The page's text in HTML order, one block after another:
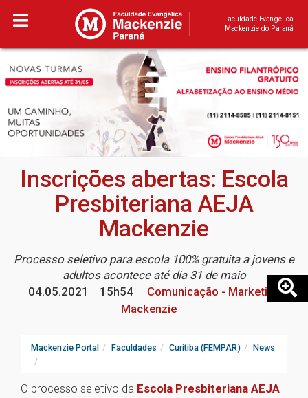
Faculdade Evangélica
Mackenzie do Paraná
Inscrições abertas: Escola
Presbiteriana AEJA
Mackenzie
Processo seletivo para escola 100% gratuita a jovens e
adultos acontece até dia 31 de maio
04.05.2021
15h54
Comunicação - Marketing
Mackenzie
Mackenzie Portal Faculdades Curitiba (FEMPAR) News
O processo seletivo da Escola Presbiteriana AEJA